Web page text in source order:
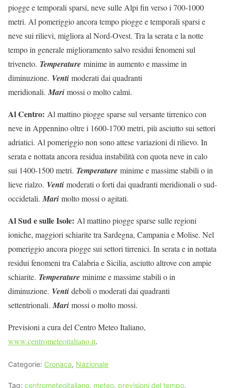
piogge e temporali sparsi, neve sulle Alpi fin verso i 700-1000
metri. Al pomeriggio ancora tempo piogge e temporali sparsi e
neve sui rilievi, migliora al Nord-Ovest. Tra la serata e la notte
tempo in generale miglioramento salvo residui fenomeni sul
triveneto. Temperature minime in aumento e massime in
diminuzione. Venti moderati dai quadranti
meridionali.Mari mossi o molto calmi.
Al Centro: Al mattino piogge sparse sul versante tirrenico con
neve in Appennino oltre i 1600-1700 metri, più asciutto sui settori
adriatici. Al pomeriggio non sono attese variazioni di rilievo. In
serata e nottata ancora residua instabilità con quota neve in calo
sui 1400-1500 metri. Temperature minime e massime stabili o in
lieve rialzo. Venti moderati o forti dai quadranti meridionali o sud-
occidetali.Mari molto mossi o agitati.
Al Sud e sulle Isole: Al mattino piogge sparse sulle regioni
ioniche, maggiori schiarite tra Sardegna, Campania e Molise. Nel
pomeriggio ancora piogge sui settori tirrenici. In serata e in nottata
residui fenomeni tra Calabria e Sicilia, asciutto altrove con ampie
schiarite. Temperature minime e massime stabili o in
diminuzione. Venti deboli o moderati dai quadranti
settentrionali.Mari mossi o molto mossi.
Previsioni a cura del Centro Meteo Italiano,
www.centrometeoitaliano.it.
Categorie: Cronaca, Nazionale
Tag: centrometeoitaliano, meteo, previsioni del tempo,